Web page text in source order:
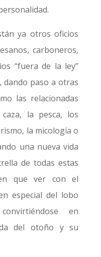
ya otros oficios
carboneros,
“fuera de la ley”
dando paso a otras
las relacionadas
la pesca, los
la micología o
una nueva vida
de todas estas
que ver con el
especial del lobo
en
del otoño y su